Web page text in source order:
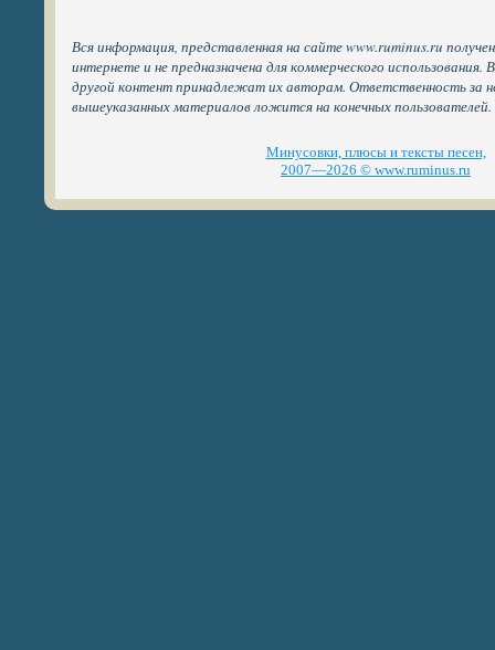
Вся информация, представленная на сайте www.ruminus.ru
интернете и не предназначена для коммерческого
другой контент принадлежат их авторам. Ответственность за
вышеуказанных материалов ложится на конечных пользователей.
Минусовки, плюсы и тексты песен,
2007—2026 © www.ruminus.ru